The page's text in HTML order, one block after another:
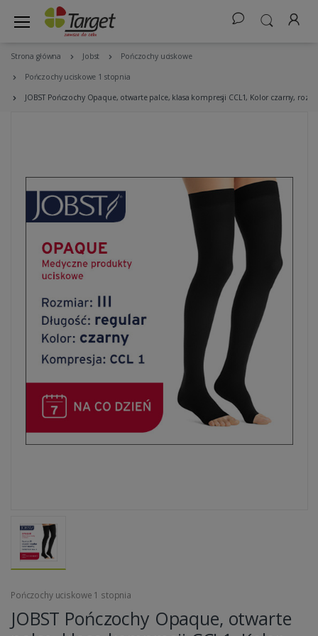
Strona główna Jobst Pończochy uciskowe
Pończochy uciskowe 1 stopnia
JOBST Pończochy Opaque, otwarte palce, klasa kompresji CCL1, Kolor czarny,
Pończochy uciskowe 1 stopnia
JOBST Pończochy Opaque, otwarte